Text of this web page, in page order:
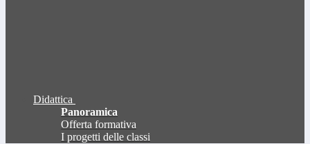
Didattica
Panoramica
Offerta formativa
I progetti delle classi